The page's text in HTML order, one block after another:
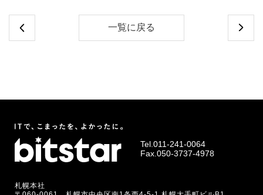
一覧に戻る
Tel. 011-241-0064
Fax.050-3737-4978
札幌本社